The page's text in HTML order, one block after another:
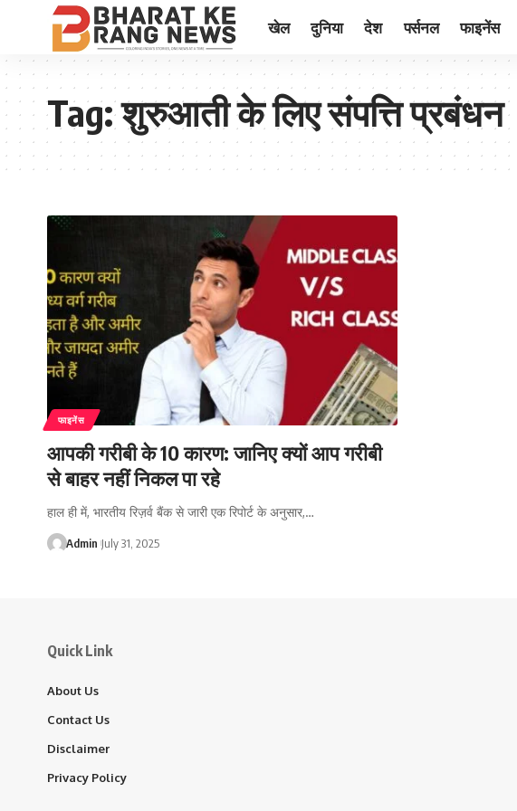
खेल दुनिया देश पर्सनल फाइनेंस
Tag:शुरुआती के लिए संपत्ति प्रबंधन
फाइनेंस
आपकी गरीबी के 10 कारण: जानिए क्यों आप गरीबी
से बाहर नहीं निकल पा रहे
हाल ही में, भारतीय रिज़र्व बैंक से जारी एक रिपोर्ट के अनुसार,…
Admin July 31, 2025
Quick Link
About Us
Contact Us
Disclaimer
Privacy Policy